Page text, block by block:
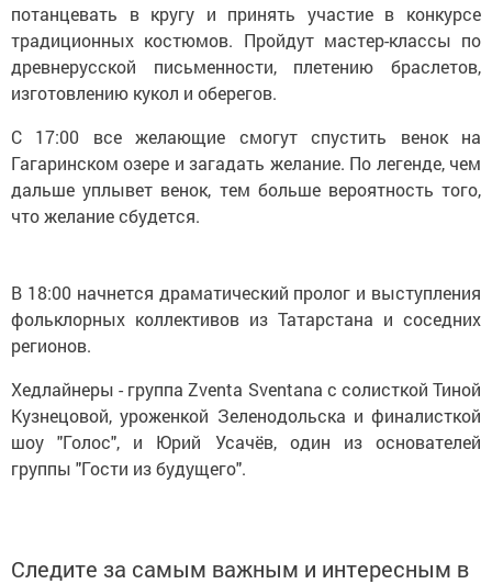
потанцевать в кругу и принять участие в конкурсе
традиционных костюмов. Пройдут мастер-классы по
древнерусской письменности, плетению браслетов,
изготовлению кукол и оберегов.
С 17:00 все желающие смогут спустить венок на
Гагаринском озере и загадать желание. По легенде, чем
дальше уплывет венок, тем больше вероятность того,
что желание сбудется.
В 18:00 начнется драматический пролог и выступления
фольклорных коллективов из Татарстана и соседних
регионов.
Хедлайнеры - группа Zventa Sventana с солисткой Тиной
Кузнецовой, уроженкой Зеленодольска и финалисткой
шоу "Голос", и Юрий Усачёв, один из основателей
группы "Гости из будущего".
Следите за самым важным и интересным в